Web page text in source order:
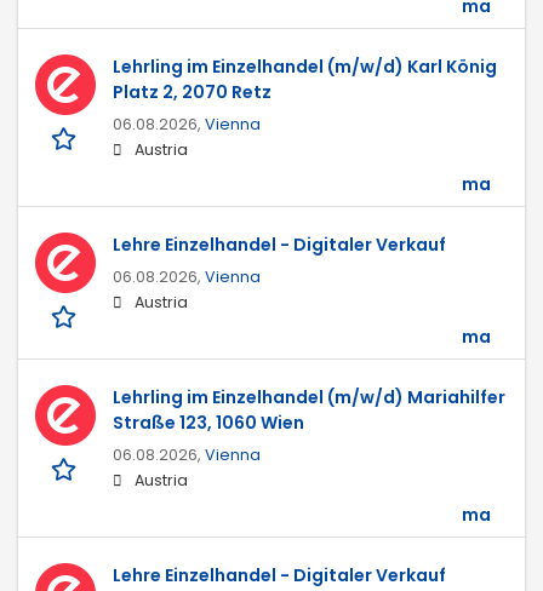
ma
Lehrling im Einzelhandel (m/w/d) Karl König
Platz 2, 2070 Retz
06.08.2026, Vienna
Austria
ma
Lehre Einzelhandel - Digitaler Verkauf
06.08.2026, Vienna
Austria
ma
Lehrling im Einzelhandel (m/w/d) Mariahilfer
Straße 123, 1060 Wien
06.08.2026, Vienna
Austria
ma
Lehre Einzelhandel - Digitaler Verkauf